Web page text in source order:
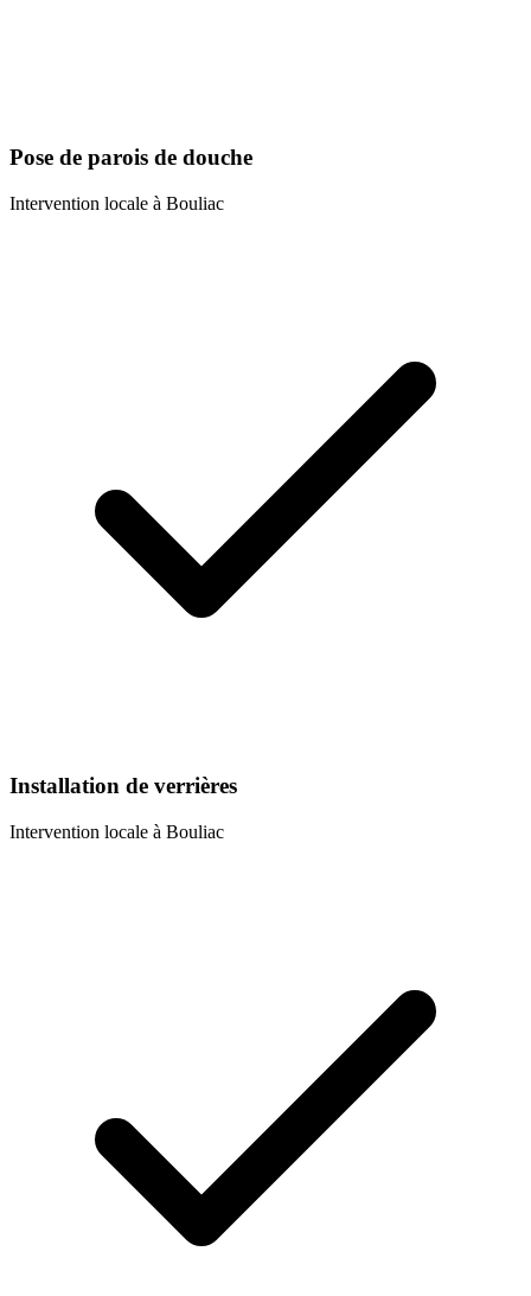
Pose de parois de douche
Intervention locale à Bouliac
Installation de verrières
Intervention locale à Bouliac